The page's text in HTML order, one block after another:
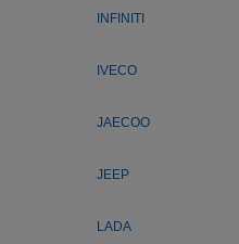
INFINITI
IVECO
JAECOO
JEEP
LADA